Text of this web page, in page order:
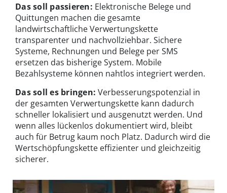
Das soll passieren: Elektronische Belege und
Quittungen machen die gesamte
landwirtschaftliche Verwertungskette
transparenter und nachvollziehbar. Sichere
Systeme, Rechnungen und Belege per SMS
ersetzen das bisherige System. Mobile
Bezahlsysteme können nahtlos integriert werden.
Das soll es bringen: Verbesserungspotenzial in
der gesamten Verwertungskette kann dadurch
schneller lokalisiert und ausgenutzt werden. Und
wenn alles lückenlos dokumentiert wird, bleibt
auch für Betrug kaum noch Platz. Dadurch wird die
Wertschöpfungskette effizienter und gleichzeitig
sicherer.